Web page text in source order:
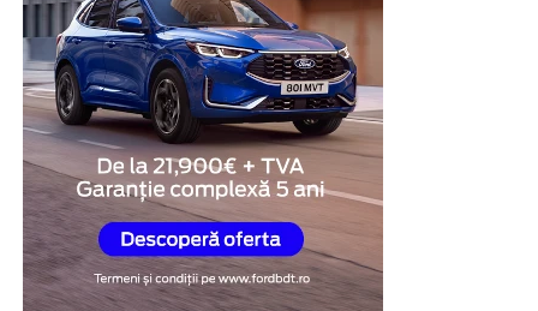
Obiectivitatea reacțiilor
fiziologice
Unul dintre cele mai importante avantaje ale testului
poligraf este faptul că evaluarea se bazează pe
monitorizarea unor reacții fiziologice involuntare,
precum ritmul cardiac, respirația, tensiunea arterială și
modificările conductanței electrice a pielii.